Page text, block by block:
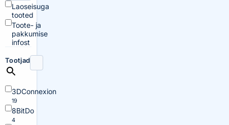
Laoseisuga
tooted
Toote- ja
pakkumise
infost
Tootjad
3DConnexion
19
8BitDo
4